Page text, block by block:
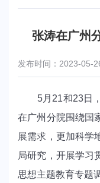
张涛在广州
发布时间：2023-05-
5月21和23日，
在广州分院围绕国
展需求，更加科学
局研究，开展学习
思想主题教育专题